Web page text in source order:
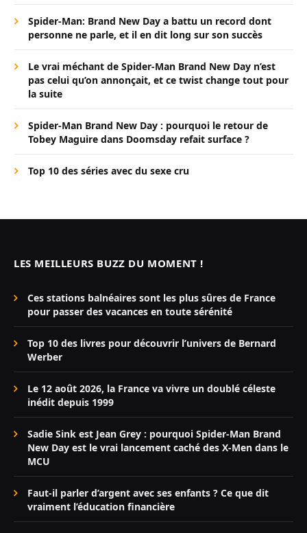
Spider-Man: Brand New Day a battu un record dont
personne ne parle, et il en dit long sur son succès
Le vrai méchant de Spider-Man Brand New Day n’est
pas celui qu’on annonçait, et ce twist change tout pour
la suite
Spider-Man Brand New Day : pourquoi le retour de
Tobey Maguire dans Doomsday refait surface ?
Top 10 des séries avec du sexe cru
LES MEILLEURS BUZZ DU MOMENT !
Ces stations balnéaires sont les plus sûres de France
pour passer des vacances en toute sérénité
Top 10 des livres pour découvrir l’univers de Bernard
Werber
Le 12 août 2026, la France va vivre un doublé céleste
inédit depuis 1999
Sadie Sink est Jean Grey : pourquoi Spider-Man Brand
New Day est le vrai lancement caché des X-Men dans le
MCU
Faut-il parler d’argent avec ses enfants ? Ce que dit
vraiment l’éducation financière